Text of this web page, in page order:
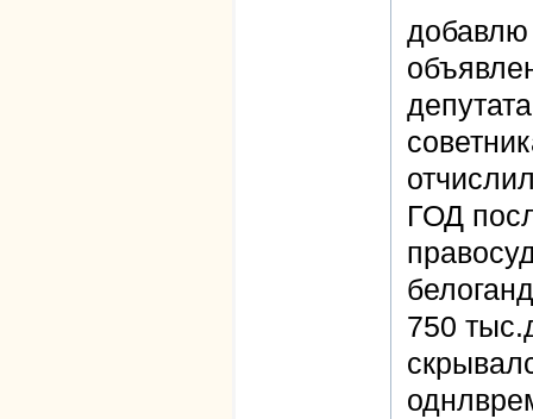
ГОД
750